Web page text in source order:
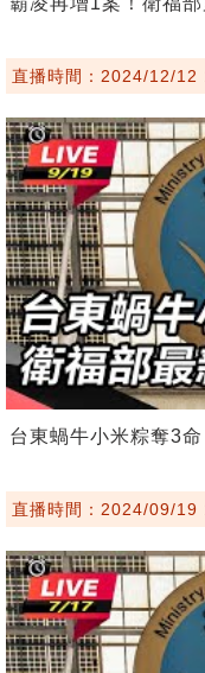
直播時間：2024/12/12
台東蝸牛小米粽奪3
直播時間：2024/09/19